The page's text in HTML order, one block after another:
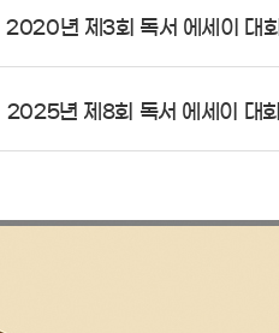
2020년 제3회 독서 에세이 대회
2025년 제8회 독서 에세이 대회